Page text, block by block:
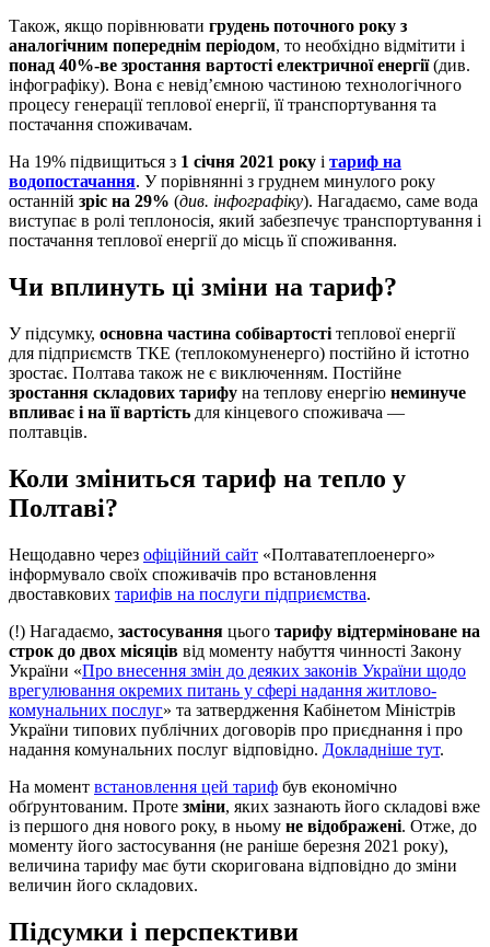
Також, якщо порівнювати грудень поточного року з
аналогічним попереднім періодом, то необхідно відмітити і
понад 40%-ве зростання вартості електричної енергії(див.
інфографіку). Вона є невід’ємною частиною технологічного
процесу генерації теплової енергії, її транспортування та
постачання споживачам.
На 19% підвищиться з 1 січня 2021 року і тариф на
водопостачання. У порівнянні з груднем минулого року
останній зріс на 29% (див. інфографіку). Нагадаємо, саме вода
виступає в ролі теплоносія, який забезпечує транспортування і
постачання теплової енергії до місць її споживання.
Чи вплинуть ці зміни на тариф?
У підсумку, основна частина собівартості теплової енергії
для підприємств ТКЕ (теплокомуненерго) постійно й істотно
зростає. Полтава також не є виключенням. Постійне
зростання складових тарифу на теплову енергію неминуче
впливає і на її вартість для кінцевого споживача —
полтавців.
Коли зміниться тариф на тепло у
Полтаві?
Нещодавно через офіційний сайт «Полтаватеплоенерго»
інформувало своїх споживачів про встановлення
двоставкових тарифів на послуги підприємства.
(!) Нагадаємо, застосування цього тарифу відтерміноване на
строк до двох місяців від моменту набуття чинності Закону
України «Про внесення змін до деяких законів України щодо
врегулювання окремих питань у сфері надання житлово-
комунальних послуг» та затвердження Кабінетом Міністрів
України типових публічних договорів про приєднання і про
надання комунальних послуг відповідно. Докладніше тут.
На момент встановлення цей тариф був економічно
обґрунтованим. Проте зміни, яких зазнають його складові вже
із першого дня нового року, в ньому не відображені. Отже, до
моменту його застосування (не раніше березня 2021 року),
величина тарифу має бути скоригована відповідно до зміни
величин його складових.
Підсумки і перспективи